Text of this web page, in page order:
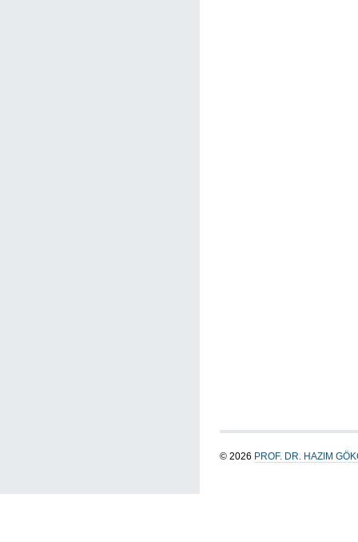
© 2026 PROF. DR. HAZIM